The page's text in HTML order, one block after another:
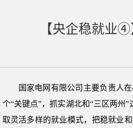
【央企稳就业
国家电网有限公司主要负责人
个“关键点”，抓实湖北和“三区两州
取灵活多样的就业模式，把稳就业